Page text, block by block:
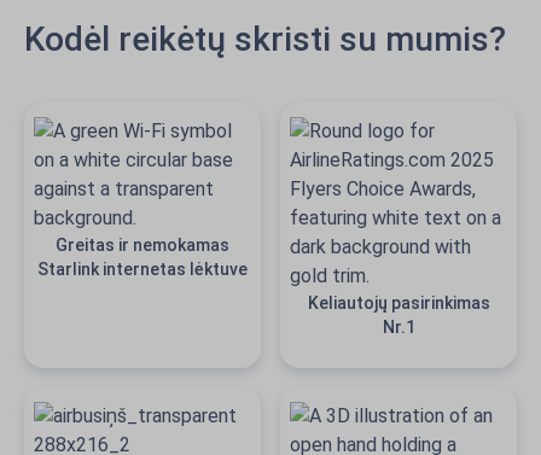
Kodėl reikėtų skristi su mumis?
Greitas ir nemokamas
Starlink internetas lėktuve
Keliautojų pasirinkimas
Nr.1